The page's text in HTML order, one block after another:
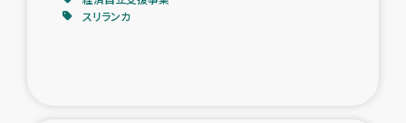
スリランカ